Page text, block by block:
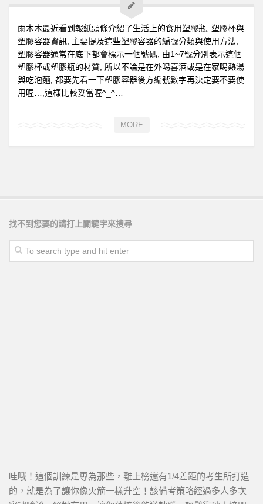
雨木木最近看到報紙頭條介紹了生活上的食用塑膠瓶, 塑膠杯與
塑膠容器資訊, 主要提及這些塑膠容器的編號分類與使用方法,
塑膠容器通常在底下都會標示一個號碼, 由1~7號分別表示這個
塑膠杯或塑膠瓶的材質, 所以不論是在外喝喜酒或是在家喝熱湯
與吃泡麵, 都要先看一下塑膠容器後方編號數字再決定要不要使
用喔…,這樣比較妥當喔^_^…
MORE
找不到您要的請打上關鍵字來搜尋
哇哦！這個訓練是專為那些，離上榜還有1/4差距的考生所打造
的，就是為了讓你像火箭一樣升空！該備考策略經過多人多次